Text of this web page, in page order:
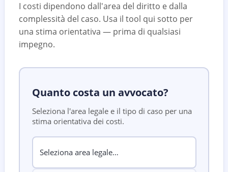
I costi dipendono dall'area del diritto e dalla
complessità del caso. Usa il tool qui sotto per
una stima orientativa — prima di qualsiasi
impegno.
Quanto costa un avvocato?
Seleziona l'area legale e il tipo di caso per una
stima orientativa dei costi.